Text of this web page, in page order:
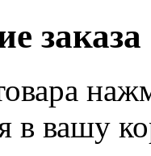
заказа
в вашу